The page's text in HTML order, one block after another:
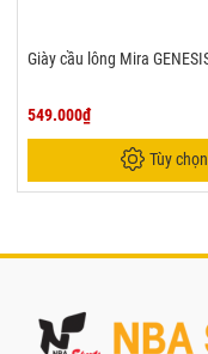
Giày cầu lông Mira
549.000₫
Tùy chọn